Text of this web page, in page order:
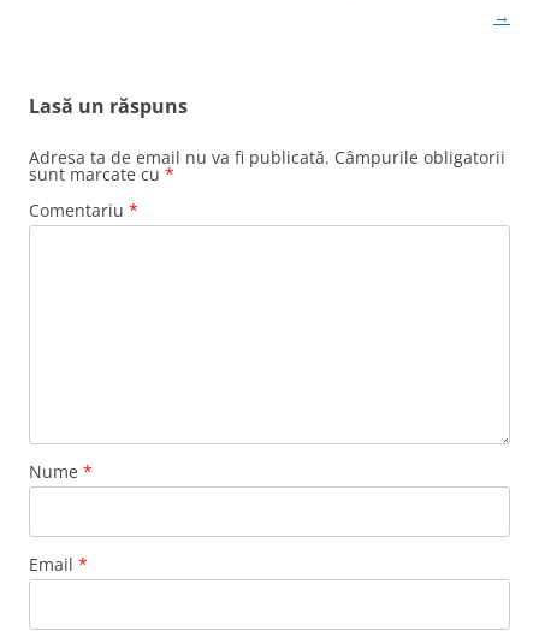
→
Lasă un răspuns
Adresa ta de email nu va fi publicată. Câmpurile obligatorii
sunt marcate cu *
Comentariu *
Nume *
Email *